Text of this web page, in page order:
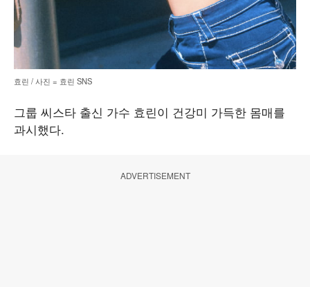
효린 / 사진 = 효린 SNS
그룹 씨스타 출신 가수 효린이 건강미 가득한 몸매를
과시했다.
ADVERTISEMENT